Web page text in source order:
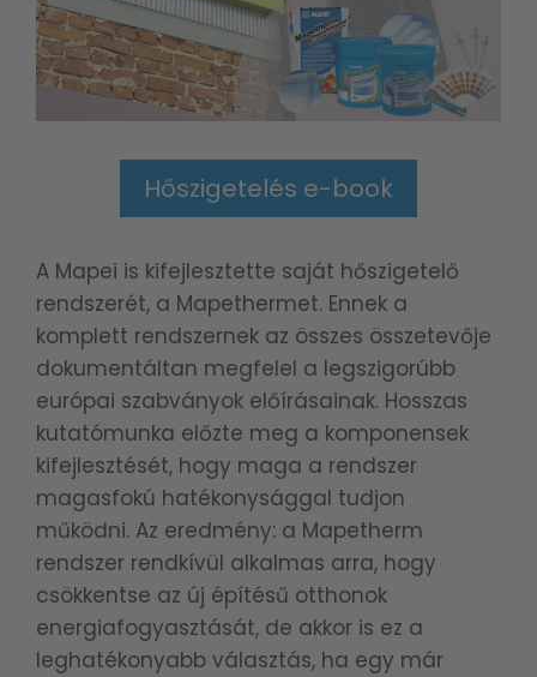
Hőszigetelés e-book
A Mapei is kifejlesztette saját hőszigetelő
rendszerét, a Mapethermet. Ennek a
komplett rendszernek az összes összetevője
dokumentáltan megfelel a legszigorúbb
európai szabványok előírásainak. Hosszas
kutatómunka előzte meg a komponensek
kifejlesztését, hogy maga a rendszer
magasfokú hatékonysággal tudjon
működni. Az eredmény: a Mapetherm
rendszer rendkívül alkalmas arra, hogy
csökkentse az új építésű otthonok
energiafogyasztását, de akkor is ez a
leghatékonyabb választás, ha egy már